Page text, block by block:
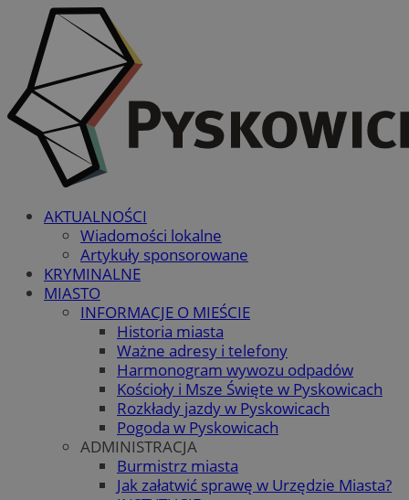
AKTUALNOŚCI
Wiadomości lokalne
Artykuły sponsorowane
KRYMINALNE
MIASTO
INFORMACJE O MIEŚCIE
Historia miasta
Ważne adresy i telefony
Harmonogram wywozu odpadów
Kościoły i Msze Święte w Pyskowicach
Rozkłady jazdy w Pyskowicach
Pogoda w Pyskowicach
ADMINISTRACJA
Burmistrz miasta
Jak załatwić sprawę w Urzędzie Miasta?